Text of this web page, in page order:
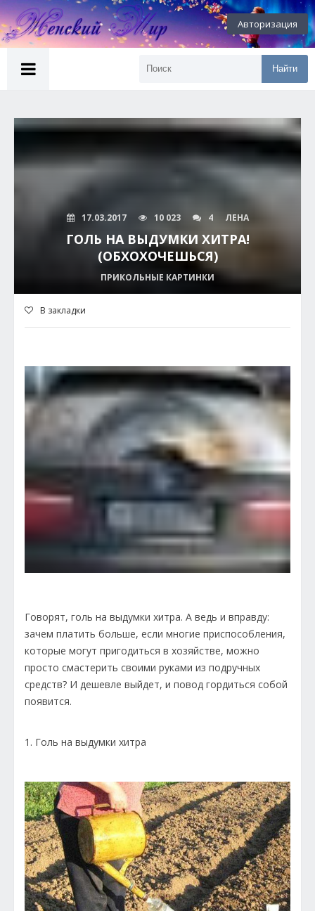
Авторизация
Найти
17.03.2017 10 023 4 ЛЕНА
ГОЛЬ НА ВЫДУМКИ ХИТРА!
(ОБХОХОЧЕШЬСЯ)
ПРИКОЛЬНЫЕ КАРТИНКИ
В закладки
Говорят, голь на выдумки хитра. А ведь и вправду:
зачем платить больше, если многие приспособления,
которые могут пригодиться в хозяйстве, можно
просто смастерить своими руками из подручных
средств? И дешевле выйдет, и повод гордиться собой
появится.
1. Голь на выдумки хитра